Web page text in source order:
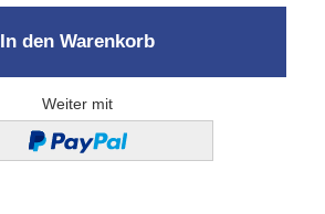
In den Warenkorb
Weiter mit